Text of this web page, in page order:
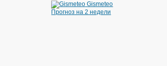
Gismeteo
Прогноз на 2 недели